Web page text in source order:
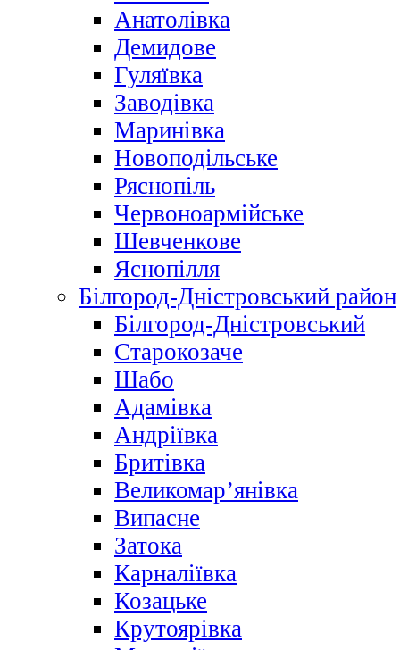
Анатолівка
Демидове
Гуляївка
Заводівка
Маринівка
Новоподільське
Ряснопіль
Червоноармійське
Шевченкове
Яснопілля
Білгород-Дністровський район
Білгород-Дністровський
Старокозаче
Шабо
Адамівка
Андріївка
Бритівка
Великомар’янівка
Випасне
Затока
Карналіївка
Козацьке
Крутоярівка